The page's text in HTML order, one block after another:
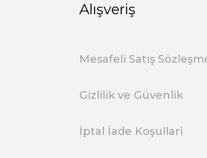
Alışveriş
Mesafeli Satış
Gizlilik ve Güvenlik
İptal İade Koşullari